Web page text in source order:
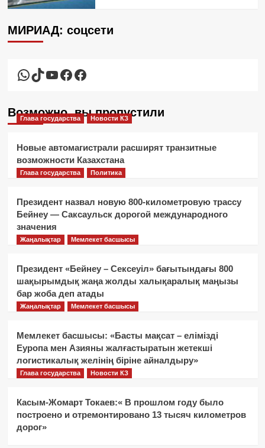
МИРИАД: соцсети
WhatsApp
TikTok
YouTube
Facebook
Facebook
Возможно, вы пропустили
Глава государства Новости КЗ
Новые автомагистрали расширят транзитные
возможности Казахстана
Глава государства Политика
Президент назвал новую 800-километровую трассу
Бейнеу — Саксаульск дорогой международного
значения
Жаңалықтар Мемлекет басшысы
Президент «Бейнеу – Сексеуіл» бағытындағы 800
шақырымдық жаңа жолды халықаралық маңызы
бар жоба деп атады
Жаңалықтар Мемлекет басшысы
Мемлекет басшысы: «Басты мақсат – елімізді
Еуропа мен Азияны жалғастыратын жетекші
логистикалық желінің біріне айналдыру»
Глава государства Новости КЗ
Касым-Жомарт Токаев:« В прошлом году было
построено и отремонтировано 13 тысяч километров
дорог»